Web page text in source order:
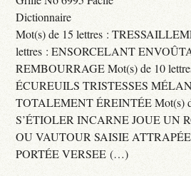
Dictionnaire
Mot(s) de 15 lettres :
lettres : ENSORCELANT
REMBOURRAGE Mot(s) de 10
ÉCUREUILS TRISTESSES
TOTALEMENT ÉREINTÉE Mot(s)
S’ÉTIOLER INCARNE JOUE UN
OU VAUTOUR SAISIE
PORTÉE VERSEE (…)